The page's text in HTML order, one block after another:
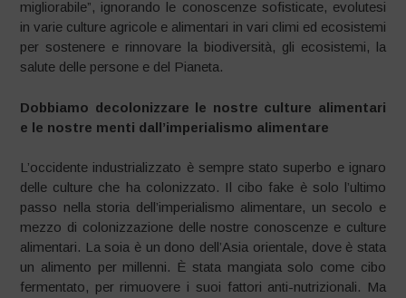
migliorabile”, ignorando le conoscenze sofisticate, evolutesi
in varie culture agricole e alimentari in vari climi ed ecosistemi
per sostenere e rinnovare la biodiversità, gli ecosistemi, la
salute delle persone e del Pianeta.
Dobbiamo decolonizzare le nostre culture alimentari
e le nostre menti dall’imperialismo alimentare
L’occidente industrializzato è sempre stato superbo e ignaro
delle culture che ha colonizzato. Il cibo fake è solo l’ultimo
passo nella storia dell’imperialismo alimentare, un secolo e
mezzo di colonizzazione delle nostre conoscenze e culture
alimentari. La soia è un dono dell’Asia orientale, dove è stata
un alimento per millenni. È stata mangiata solo come cibo
fermentato, per rimuovere i suoi fattori anti-nutrizionali. Ma